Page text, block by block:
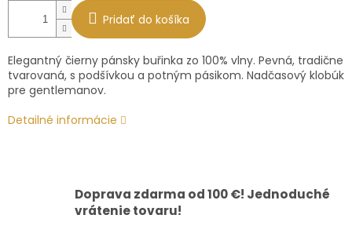
Pridať do košíka
Elegantný čierny pánsky buřinka zo 100% vlny. Pevná, tradične
tvarovaná, s podšívkou a potným pásikom. Nadčasový klobúk
pre gentlemanov.
Detailné informácie
Doprava zdarma od 100 €! Jednoduché
vrátenie tovaru!